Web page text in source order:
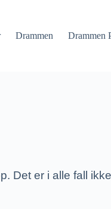
Drammen Drammen
Det er i alle fall